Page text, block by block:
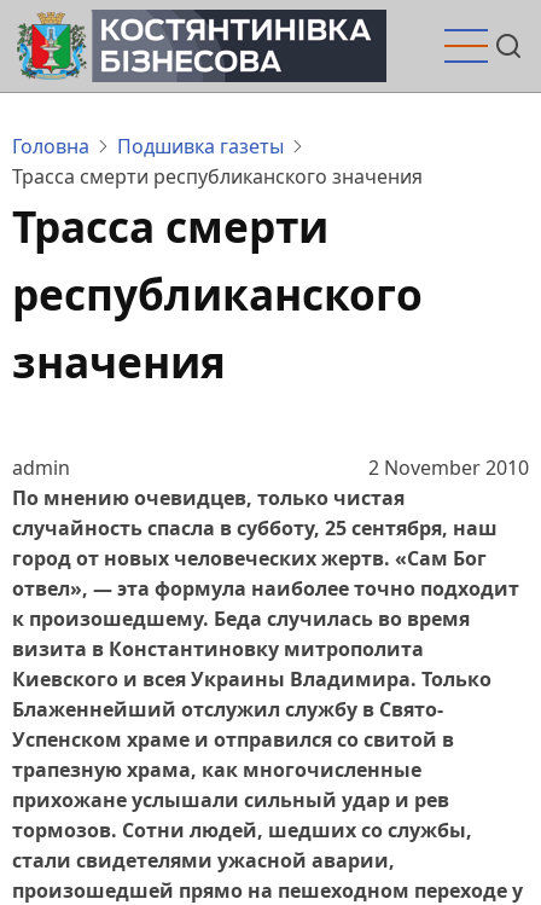
Перейти
до
основного
Головна
Подшивка газеты
Трасса смерти республиканского значения
Трасса смерти
республиканского
значения
admin
2 November 2010
По мнению очевидцев, только чистая
случайность спасла в субботу, 25 сентября, наш
город от новых человеческих жертв. «Сам Бог
отвел», — эта формула наиболее точно подходит
к произошедшему. Беда случилась во время
визита в Константиновку митрополита
Киевского и всея Украины Владимира. Только
Блаженнейший отслужил службу в Свято-
Успенском храме и отправился со свитой в
трапезную храма, как многочисленные
прихожане услышали сильный удар и рев
тормозов. Сотни людей, шедших со службы,
стали свидетелями ужасной аварии,
произошедшей прямо на пешеходном переходе у